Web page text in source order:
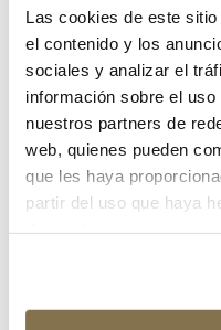
Las cookies de este
el contenido y los
sociales y analizar el
información sobre el
nuestros partners de
web, quienes pueden
que les haya
partir del uso que haya
¿Has olvidado tu